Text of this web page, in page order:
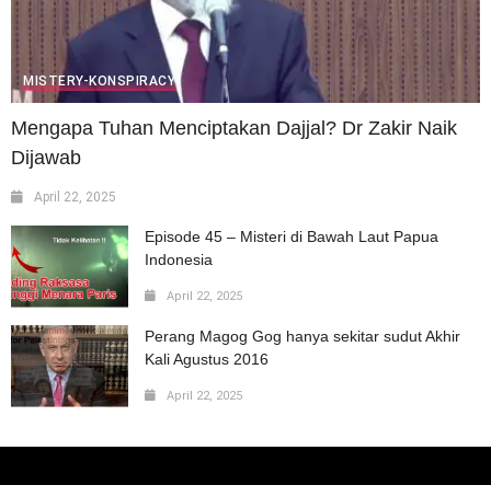
MISTERY-KONSPIRACY
Mengapa Tuhan Menciptakan Dajjal? Dr Zakir Naik
Dijawab
April 22, 2025
Episode 45 – Misteri di Bawah Laut Papua
Indonesia
April 22, 2025
Perang Magog Gog hanya sekitar sudut Akhir
Kali Agustus 2016
April 22, 2025